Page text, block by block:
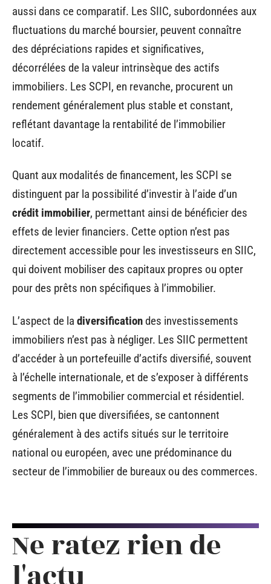
aussi dans ce comparatif. Les SIIC, subordonnées aux
fluctuations du marché boursier, peuvent connaître
des dépréciations rapides et significatives,
décorrélées de la valeur intrinsèque des actifs
immobiliers. Les SCPI, en revanche, procurent un
rendement généralement plus stable et constant,
reflétant davantage la rentabilité de l’immobilier
locatif.
Quant aux modalités de financement, les SCPI se
distinguent par la possibilité d’investir à l’aide d’un
crédit immobilier, permettant ainsi de bénéficier des
effets de levier financiers. Cette option n’est pas
directement accessible pour les investisseurs en SIIC,
qui doivent mobiliser des capitaux propres ou opter
pour des prêts non spécifiques à l’immobilier.
L’aspect de la diversificationdes investissements
immobiliers n’est pas à négliger. Les SIIC permettent
d’accéder à un portefeuille d’actifs diversifié, souvent
à l’échelle internationale, et de s’exposer à différents
segments de l’immobilier commercial et résidentiel.
Les SCPI, bien que diversifiées, se cantonnent
généralement à des actifs situés sur le territoire
national ou européen, avec une prédominance du
secteur de l’immobilier de bureaux ou des commerces.
Ne ratez rien de